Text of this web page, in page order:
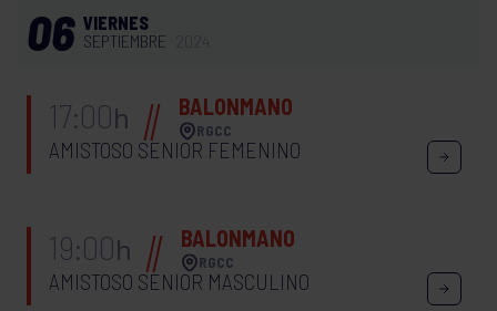
06 VIERNES
SEPTIEMBRE
17:00h BALONMANO
RGCC
AMISTOSO SENIOR FEMENINO
19:00h BALONMANO
RGCC
AMISTOSO SENIOR MASCULINO